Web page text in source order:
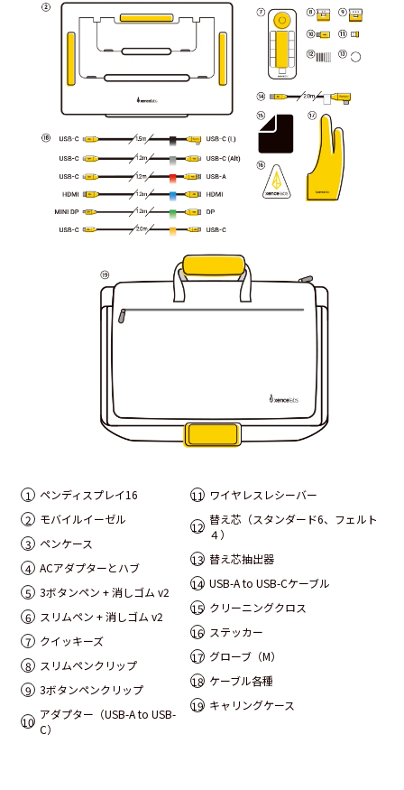
1
ペンディスプレイ16
2
モバイルイーゼル
3
ペンケース
4 ACアダプターとハブ
5
3ボタンペン + 消しゴム v2
6 スリムペン + 消しゴム v2
7
クイッキーズ
8
スリムペンクリップ
9
3ボタンペンクリップ
10
アダプター（USB-A to USB-
C）
11 ワイヤレスレシーバー
12
替え芯（スタンダード6、フェルト
４）
13 替え芯抽出器
14 USB-A to USB-Cケーブル
15 クリーニングクロス
16 ステッカー
17 グローブ（M）
18 ケーブル各種
19 キャリングケース